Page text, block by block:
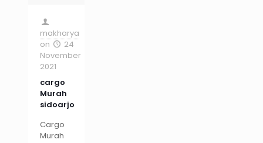
makharya
on
24
November
2021
cargo
Murah
sidoarjo
Cargo
Murah